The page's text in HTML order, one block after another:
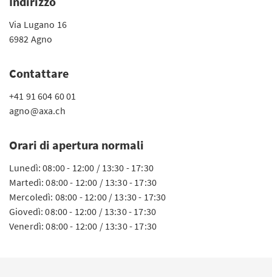
Via Lugano 16
6982 Agno
Contattare
+41 91 604 60 01
agno@axa.ch
Orari di apertura normali
Lunedì: 08:00 - 12:00 / 13:30 - 17:30
Martedì: 08:00 - 12:00 / 13:30 - 17:30
Mercoledì: 08:00 - 12:00 / 13:30 - 17:30
Giovedì: 08:00 - 12:00 / 13:30 - 17:30
Venerdì: 08:00 - 12:00 / 13:30 - 17:30